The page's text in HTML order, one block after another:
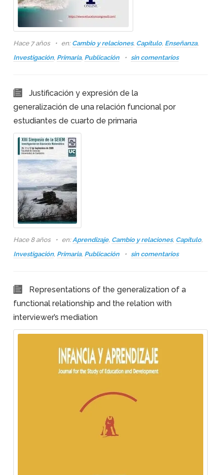
Hace 7 años en: Cambio y relaciones, Capítulo, Enseñanza,
Investigación, Primaria, Publicación sin comentarios
Justificación y expresión de la
generalización de una relación funcional por
estudiantes de cuarto de primaria
Hace 8 años en:Aprendizaje, Cambio y relaciones, Capítulo,
Investigación, Primaria, Publicación sin comentarios
Representations of the generalization of a
functional relationship and the relation with
interviewer’s mediation